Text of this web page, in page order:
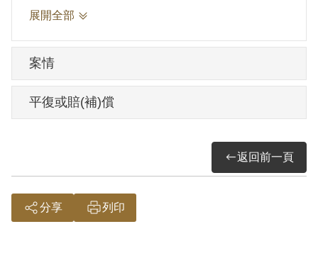
職。1952年3月17日被羈押。1953年經臺
間另以命令定之。1953年2月24日交付感
化。1956年10月6日開釋。
其家屬'於1999年7月向補償基金會提出申
請，2001年11月經第2屆第12次董監事會
其函邵力子、季方求職，言詞荒謬，具見
展開全部
案情
平復或賠(補)償
返回前一頁
分享 列印